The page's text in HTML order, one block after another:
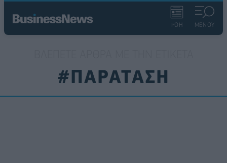
ΡΟΗ ΜΕΝΟΥ
#ΠΑΡΑΤΑΣΗ